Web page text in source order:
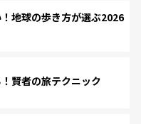
地球の歩き方が選ぶ2026
賢者の旅テクニック